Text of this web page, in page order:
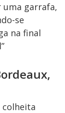
uma garrafa,
se
na final
colheita